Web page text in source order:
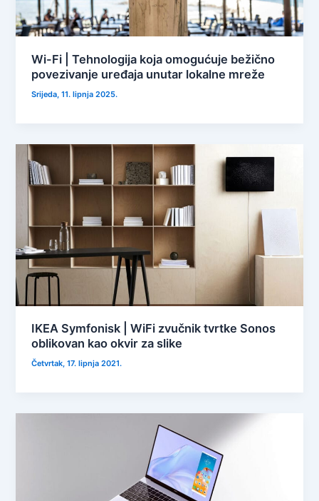
Wi-Fi | Tehnologija koja omogućuje bežično
povezivanje uređaja unutar lokalne mreže
Srijeda, 11. lipnja 2025.
IKEA Symfonisk | WiFi zvučnik tvrtke Sonos
oblikovan kao okvir za slike
Četvrtak, 17. lipnja 2021.